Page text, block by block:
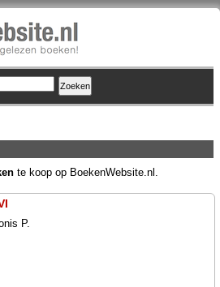
te koop op BoekenWebsite.nl.
P.